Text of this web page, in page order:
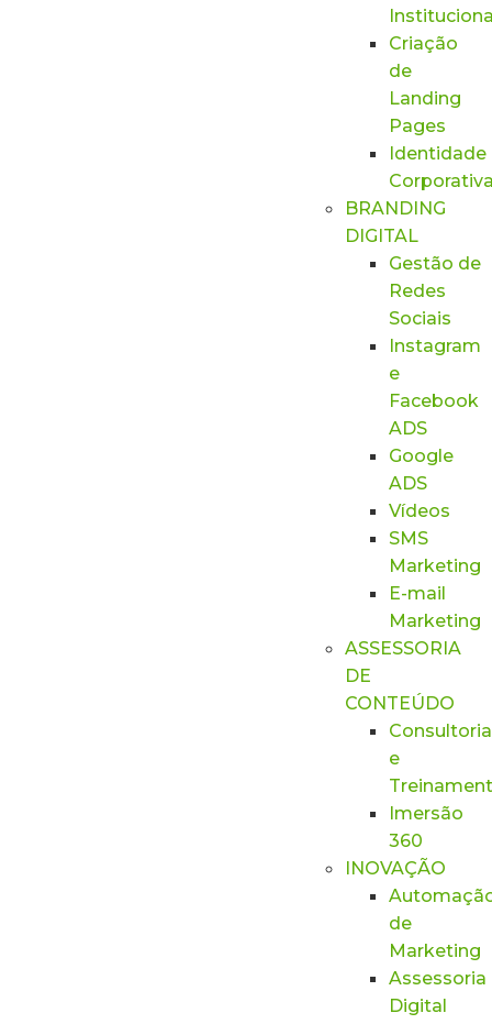
Criação
de
Landing
Pages
Identidade
BRANDING
DIGITAL
Gestão de
Redes
Sociais
Instagram
e
Facebook
ADS
Google
ADS
Vídeos
SMS
Marketing
E-mail
Marketing
ASSESSORIA
DE
CONTEÚDO
Consultoria
e
Imersão
360
INOVAÇÃO
de
Marketing
Assessoria
Digital